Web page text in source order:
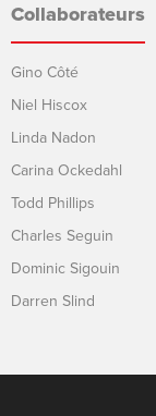
Collaborateurs
Gino Côté
Niel Hiscox
Linda Nadon
Carina Ockedahl
Todd Phillips
Charles Seguin
Dominic Sigouin
Darren Slind